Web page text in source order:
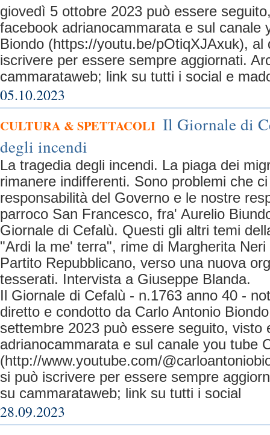
giovedì 5 ottobre 2023 può essere
facebook adrianocammarata e sul canale
Biondo (https://youtu.be/pOtiqXJAxuk), al
iscrivere per essere sempre aggiornati.
cammarataweb; link su tutti i social e
05.10.2023
CULTURA & SPETTACOLI Il Giornale di
degli incendi
La tragedia degli incendi. La piaga dei
rimanere indifferenti. Sono problemi che
responsabilità del Governo e le nostre
parroco San Francesco, fra' Aurelio
Giornale di Cefalù. Questi gli altri temi
"Ardi la me' terra", rime di Margherita Neri
Partito Repubblicano, verso una nuova
tesserati. Intervista a Giuseppe Blanda.
Il Giornale di Cefalù - n.1763 anno 40 -
diretto e condotto da Carlo Antonio
settembre 2023 può essere seguito, visto
adrianocammarata e sul canale you tube
(http://www.youtube.com/
si può iscrivere per essere sempre
su cammarataweb; link su tutti i social
28.09.2023